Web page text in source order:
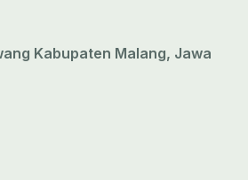
Kabupaten Malang, Jawa